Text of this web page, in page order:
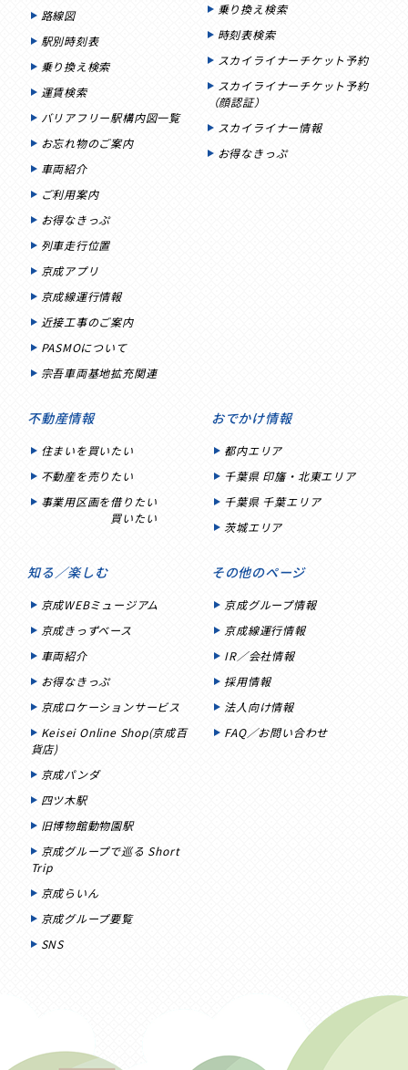
路線図
駅別時刻表
乗り換え検索
運賃検索
バリアフリー駅構内図一覧
お忘れ物のご案内
車両紹介
ご利用案内
お得なきっぷ
列車走行位置
京成アプリ
京成線運行情報
近接工事のご案内
PASMOについて
宗吾車両基地拡充関連
乗り換え検索
時刻表検索
スカイライナーチケット予約
スカイライナーチケット予約
（顔認証）
スカイライナー情報
お得なきっぷ
不動産情報
住まいを買いたい
不動産を売りたい
事業用区画を借りたい
買いたい
おでかけ情報
都内エリア
千葉県 印旛・北東エリア
千葉県 千葉エリア
茨城エリア
知る／楽しむ
京成WEBミュージアム
京成きっずベース
車両紹介
お得なきっぷ
京成ロケーションサービス
Keisei Online Shop(京成百
貨店)
京成パンダ
四ツ木駅
旧博物館動物園駅
京成グループで巡る Short
Trip
京成らいん
京成グループ要覧
SNS
その他のページ
京成グループ情報
京成線運行情報
IR／会社情報
採用情報
法人向け情報
FAQ／お問い合わせ